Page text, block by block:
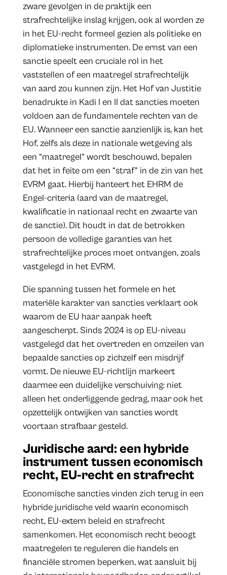
zware gevolgen in de praktijk een
strafrechtelijke inslag krijgen, ook al worden ze
in het EU-recht formeel gezien als politieke en
diplomatieke instrumenten. De ernst van een
sanctie speelt een cruciale rol in het
vaststellen of een maatregel strafrechtelijk
van aard zou kunnen zijn. Het Hof van Justitie
benadrukte in Kadi I en II dat sancties moeten
voldoen aan de fundamentele rechten van de
EU. Wanneer een sanctie aanzienlijk is, kan het
Hof, zelfs als deze in nationale wetgeving als
een “maatregel” wordt beschouwd, bepalen
dat het in feite om een “straf” in de zin van het
EVRM gaat. Hierbij hanteert het EHRM de
Engel-criteria (aard van de maatregel,
kwalificatie in nationaal recht en zwaarte van
de sanctie). Dit houdt in dat de betrokken
persoon de volledige garanties van het
strafrechtelijke proces moet ontvangen, zoals
vastgelegd in het EVRM.
Die spanning tussen het formele en het
materiële karakter van sancties verklaart ook
waarom de EU haar aanpak heeft
aangescherpt. Sinds 2024 is op EU-niveau
vastgelegd dat het overtreden en omzeilen van
bepaalde sancties op zichzelf een misdrijf
vormt. De nieuwe EU-richtlijn markeert
daarmee een duidelijke verschuiving: niet
alleen het onderliggende gedrag, maar ook het
opzettelijk ontwijken van sancties wordt
voortaan strafbaar gesteld.
Juridische aard: een hybride
instrument tussen economisch
recht, EU-recht en strafrecht
Economische sancties vinden zich terug in een
hybride juridische veld waarin economisch
recht, EU-extern beleid en strafrecht
samenkomen. Het economisch recht beoogt
maatregelen te reguleren die handels en
financiële stromen beperken, wat aansluit bij